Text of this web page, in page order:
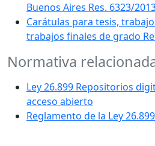
Buenos Aires Res. 6323/
Carátulas para tesis,
trabajos finales de grado
Normativa
Ley 26.899 Repositorios
acceso abierto
Reglamento de la Ley 26.899